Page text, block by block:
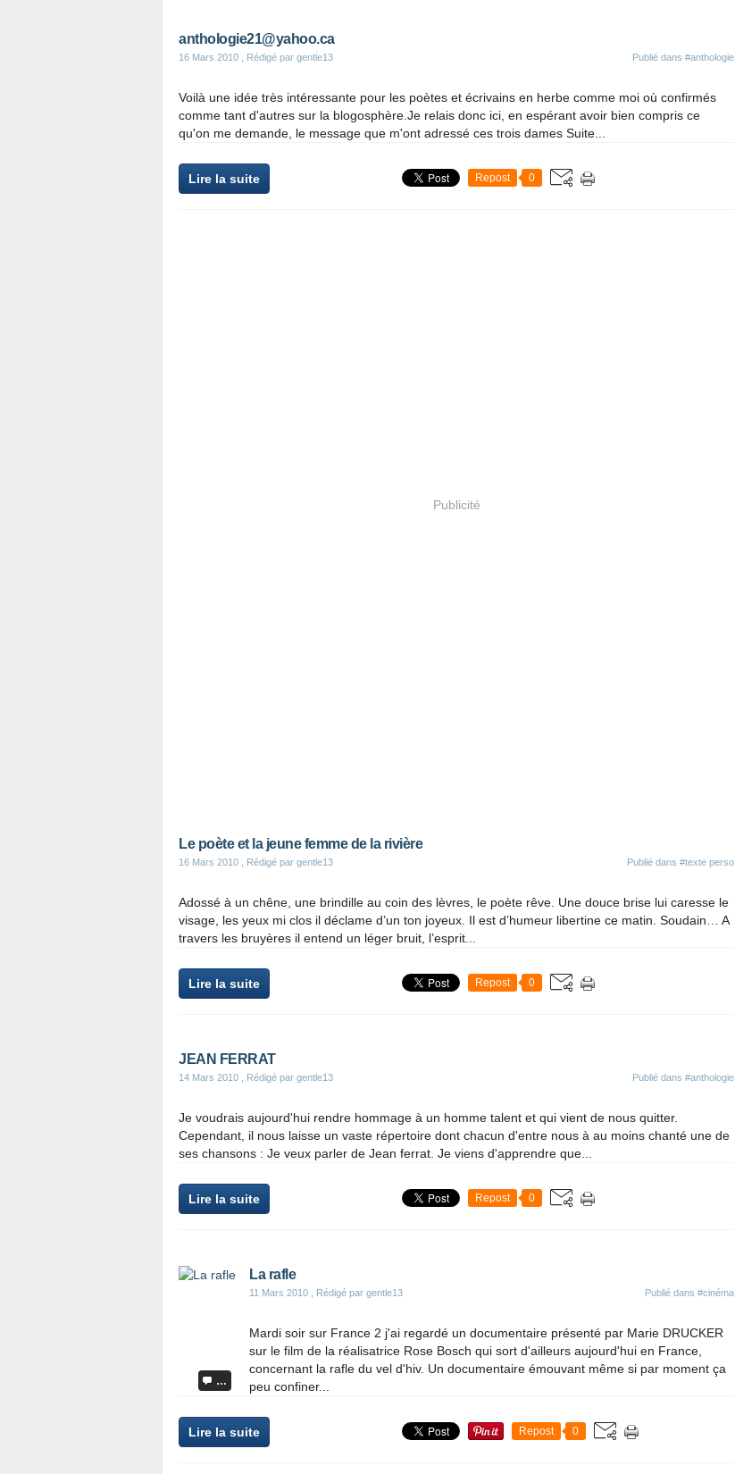
anthologie21@yahoo.ca
16 Mars 2010 , Rédigé par gentle13 Publié dans #anthologie
Voilà une idée très intéressante pour les poètes et écrivains en herbe comme moi où confirmés
comme tant d'autres sur la blogosphère.Je relais donc ici, en espérant avoir bien compris ce
qu'on me demande, le message que m'ont adressé ces trois dames Suite...
Lire la suite Repost 0
Publicité
Le poète et la jeune femme de la rivière
16 Mars 2010 , Rédigé par gentle13 Publié dans #texte perso
Adossé à un chêne, une brindille au coin des lèvres, le poète rêve. Une douce brise lui caresse le
visage, les yeux mi clos il déclame d’un ton joyeux. Il est d’humeur libertine ce matin. Soudain… A
travers les bruyères il entend un léger bruit, l’esprit...
Lire la suite Repost 0
JEAN FERRAT
14 Mars 2010 , Rédigé par gentle13 Publié dans #anthologie
Je voudrais aujourd'hui rendre hommage à un homme talent et qui vient de nous quitter.
Cependant, il nous laisse un vaste répertoire dont chacun d'entre nous à au moins chanté une de
ses chansons : Je veux parler de Jean ferrat. Je viens d'apprendre que...
Lire la suite Repost 0
…
La rafle
11 Mars 2010 , Rédigé par gentle13 Publié dans #cinéma
Mardi soir sur France 2 j'ai regardé un documentaire présenté par Marie DRUCKER
sur le film de la réalisatrice Rose Bosch qui sort d'ailleurs aujourd'hui en France,
concernant la rafle du vel d'hiv. Un documentaire émouvant même si par moment ça
peu confiner...
Lire la suite Repost 0